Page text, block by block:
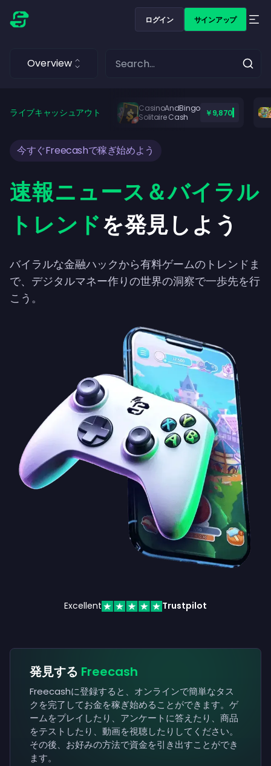
ログイン サインアップ
Overview
ライブキャッシュアウト
CasinoAndBingo
Solitaire Cash
￥9,870
今すぐFreecashで稼ぎ始めよう
速報ニュース＆バイラル
トレンドを発見しよう
バイラルな金融ハックから有料ゲームのトレンドま
で、デジタルマネー作りの世界の洞察で一歩先を行
こう。
Excellent Trustpilot
発見する Freecash
Freecashに登録すると、オンラインで簡単なタス
クを完了してお金を稼ぎ始めることができます。ゲ
ームをプレイしたり、アンケートに答えたり、商品
をテストしたり、動画を視聴したりしてください。
その後、お好みの方法で資金を引き出すことができ
ます。